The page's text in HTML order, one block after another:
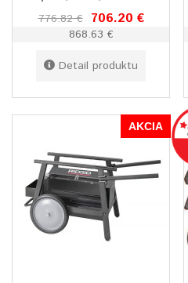
776.82 € 706.20 €
868.63 €
Detail produktu
AKCIA